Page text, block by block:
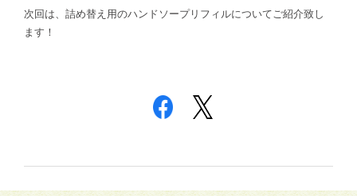
次回は、詰め替え用のハンドソープリフィルについてご紹介致し
ます！